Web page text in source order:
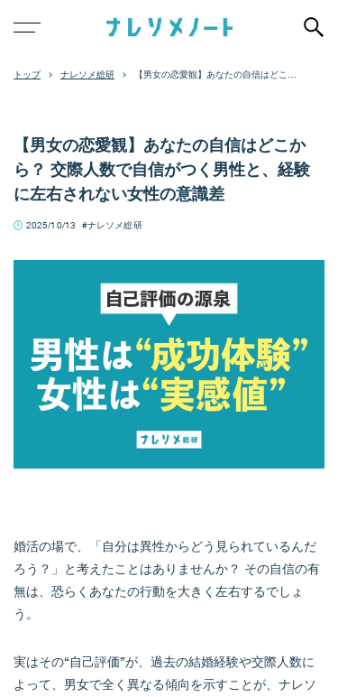
ナレソメ総研
【男女の恋愛観】あなたの自信はどこか
【男女の恋愛観】あなたの自信はどこか
ら？ 交際人数で自信がつく男性と、経験
に左右されない女性の意識差
2025/10/13 ナレソメ総研
婚活の場で、「自分は異性からどう見られているんだ
ろう？」と考えたことはありませんか？ その自信の有
無は、恐らくあなたの行動を大きく左右するでしょ
う。
実はその“自己評価”が、過去の結婚経験や交際人数に
よって、男女で全く異なる傾向を示すことが、ナレソ